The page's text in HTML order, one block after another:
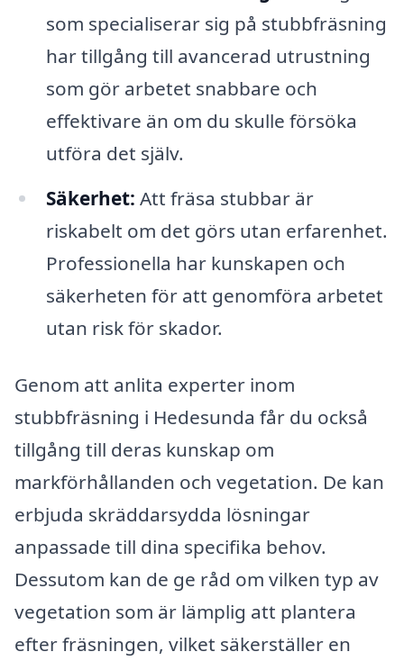
som specialiserar sig på stubbfräsning
har tillgång till avancerad utrustning
som gör arbetet snabbare och
effektivare än om du skulle försöka
utföra det själv.
Säkerhet: Att fräsa stubbar är
riskabelt om det görs utan erfarenhet.
Professionella har kunskapen och
säkerheten för att genomföra arbetet
utan risk för skador.
Genom att anlita experter inom
stubbfräsning i Hedesunda får du också
tillgång till deras kunskap om
markförhållanden och vegetation. De kan
erbjuda skräddarsydda lösningar
anpassade till dina specifika behov.
Dessutom kan de ge råd om vilken typ av
vegetation som är lämplig att plantera
efter fräsningen, vilket säkerställer en